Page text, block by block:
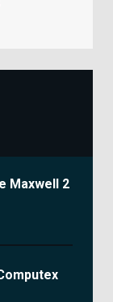
Maxwell 2